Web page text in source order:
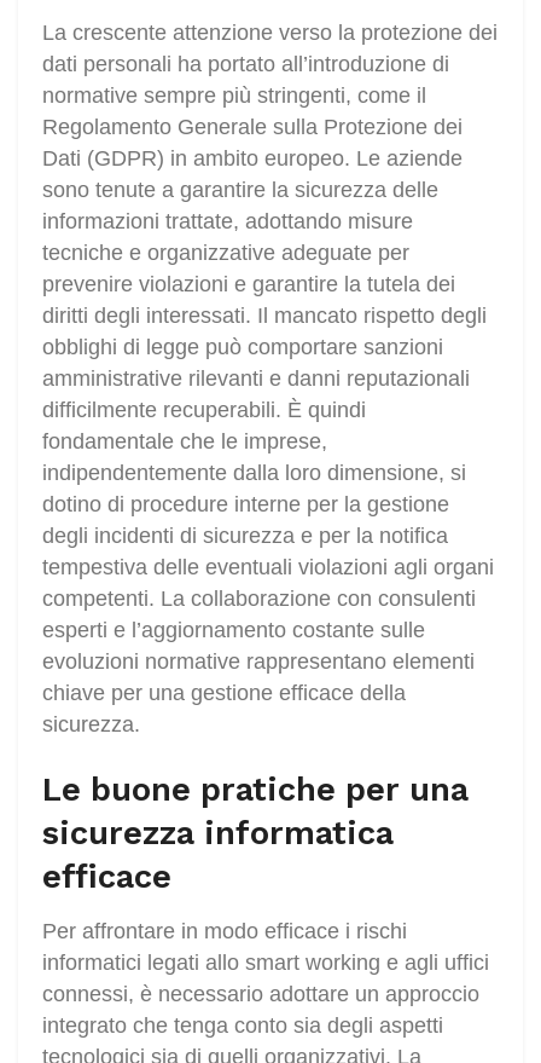
La crescente attenzione verso la protezione dei
dati personali ha portato all’introduzione di
normative sempre più stringenti, come il
Regolamento Generale sulla Protezione dei
Dati (GDPR) in ambito europeo. Le aziende
sono tenute a garantire la sicurezza delle
informazioni trattate, adottando misure
tecniche e organizzative adeguate per
prevenire violazioni e garantire la tutela dei
diritti degli interessati. Il mancato rispetto degli
obblighi di legge può comportare sanzioni
amministrative rilevanti e danni reputazionali
difficilmente recuperabili. È quindi
fondamentale che le imprese,
indipendentemente dalla loro dimensione, si
dotino di procedure interne per la gestione
degli incidenti di sicurezza e per la notifica
tempestiva delle eventuali violazioni agli organi
competenti. La collaborazione con consulenti
esperti e l’aggiornamento costante sulle
evoluzioni normative rappresentano elementi
chiave per una gestione efficace della
sicurezza.
Le buone pratiche per una
sicurezza informatica
efficace
Per affrontare in modo efficace i rischi
informatici legati allo smart working e agli uffici
connessi, è necessario adottare un approccio
integrato che tenga conto sia degli aspetti
tecnologici sia di quelli organizzativi. La